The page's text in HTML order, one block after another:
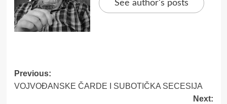
See author's posts
Post
navigation
Previous:
VOJVOĐANSKE ČARDE I SUBOTIČKA SECESIJA
Next: